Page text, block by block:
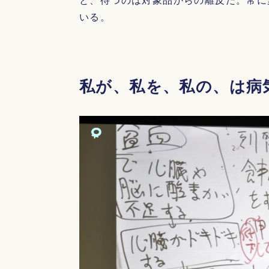
いる。
私が、私を、私の、は病